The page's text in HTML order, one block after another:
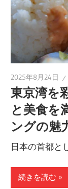
し
よ
う！
2025年8月24日
東京湾を
と美食を
ングの魅
日本の首都と
続きを読む